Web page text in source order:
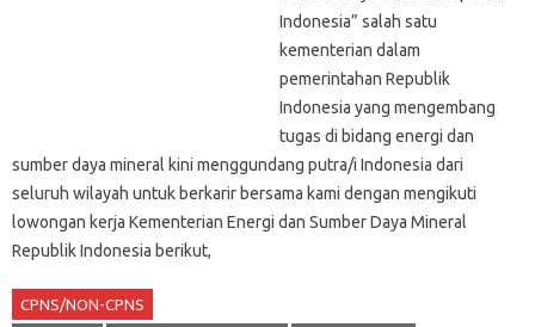
Indonesia” salah satu
kementerian dalam
pemerintahan Republik
Indonesia yang mengembang
tugas di bidang energi dan
sumber daya mineral kini menggundang putra/i Indonesia dari
seluruh wilayah untuk berkarir bersama kami dengan mengikuti
lowongan kerja Kementerian Energi dan Sumber Daya Mineral
Republik Indonesia berikut,
CPNS/NON-CPNS